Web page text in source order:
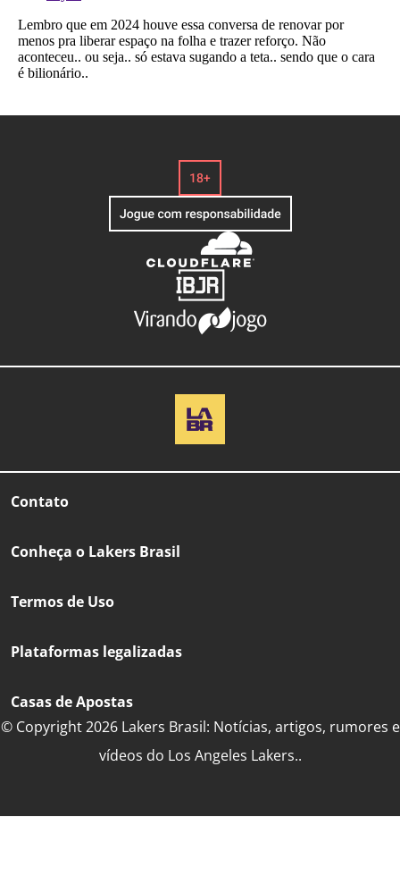
Contato
Conheça o Lakers Brasil
Termos de Uso
Plataformas legalizadas
Casas de Apostas
© Copyright 2026 Lakers Brasil: Notícias, artigos, rumores e
vídeos do Los Angeles Lakers..